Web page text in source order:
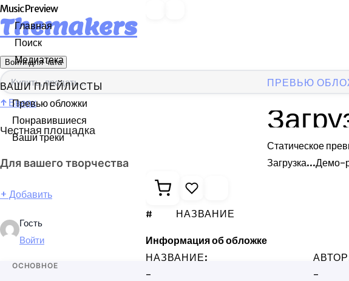
Themakers
Войти для чата
↑ Вверх
Честная площадка
Для вашего творчества
+ Добавить
Гость
Войти
ОСНОВНОЕ
Music Preview
Главная
Поиск
Медиатека
ВАШИ ПЛЕЙЛИСТЫ
Превью обложки
Понравившиеся
Ваши треки
ПРЕВЬЮ
Статическое
Загрузка...Демо-
# НАЗВАНИЕ
Информация об обложке
НАЗВАНИЕ:
-
-